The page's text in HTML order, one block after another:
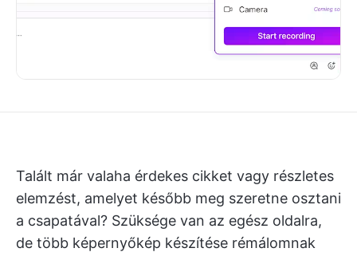
Talált már valaha érdekes cikket vagy részletes
elemzést, amelyet később meg szeretne osztani
a csapatával? Szüksége van az egész oldalra,
de több képernyőkép készítése rémálomnak